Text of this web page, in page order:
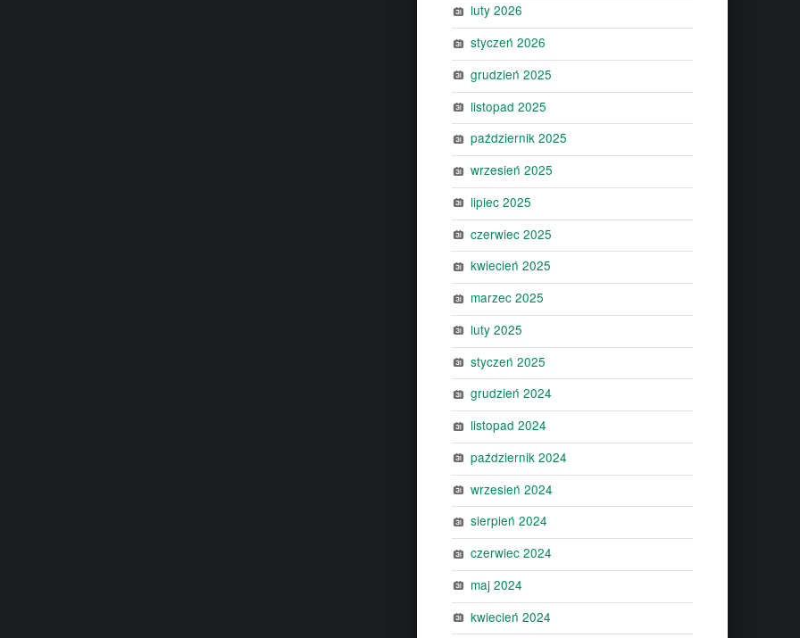
luty 2026
styczeń 2026
grudzień 2025
listopad 2025
październik 2025
wrzesień 2025
lipiec 2025
czerwiec 2025
kwiecień 2025
marzec 2025
luty 2025
styczeń 2025
grudzień 2024
listopad 2024
październik 2024
wrzesień 2024
sierpień 2024
czerwiec 2024
maj 2024
kwiecień 2024